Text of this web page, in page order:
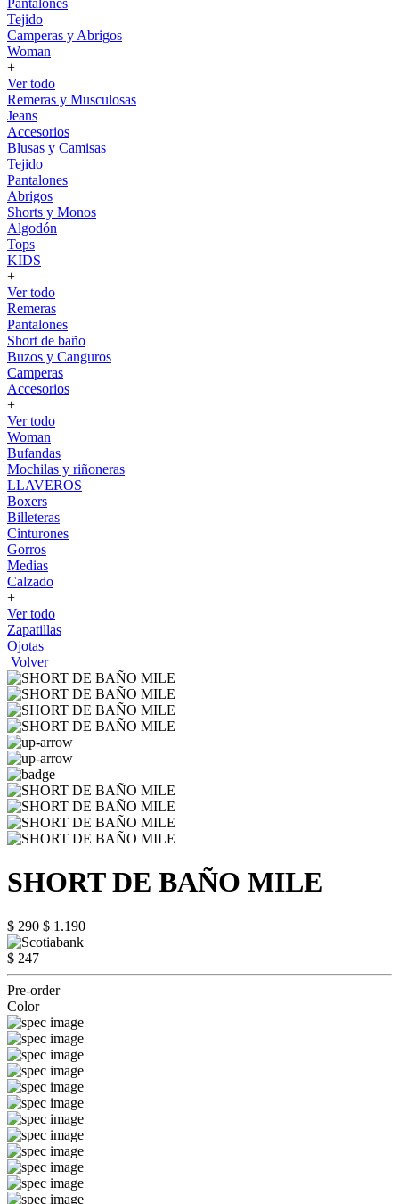
Pantalones
Tejido
Camperas y Abrigos
Woman
+
Ver todo
Remeras y Musculosas
Jeans
Accesorios
Blusas y Camisas
Tejido
Pantalones
Abrigos
Shorts y Monos
Algodón
Tops
KIDS
+
Ver todo
Remeras
Pantalones
Short de baño
Buzos y Canguros
Camperas
Accesorios
+
Ver todo
Woman
Bufandas
Mochilas y riñoneras
LLAVEROS
Boxers
Billeteras
Cinturones
Gorros
Medias
Calzado
+
Ver todo
Zapatillas
Ojotas
Volver
SHORT DE BAÑO MILE
$ 290 $ 1.190
$ 247
Pre-order
Color